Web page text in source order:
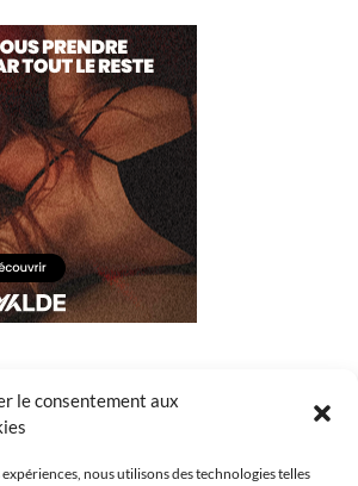
le consentement aux
nous utilisons des technologies telles